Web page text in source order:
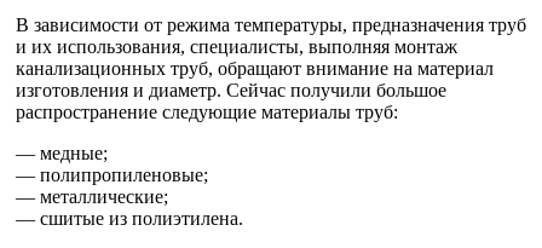
В зависимости от режима температуры, предназначения труб
и их использования, специалисты, выполняя монтаж
канализационных труб, обращают внимание на материал
изготовления и диаметр. Сейчас получили большое
распространение следующие материалы труб:
— медные;
— полипропиленовые;
— металлические;
— сшитые из полиэтилена.